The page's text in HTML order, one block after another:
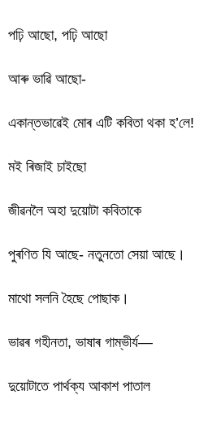
পঢ়ি আছো, পঢ়ি আছো
আৰু ভাৱি আছো-
একান্তভাৱেই মোৰ এটি কবিতা থকা হ’লে!
মই ৰিজাই চাইছো
জীৱনলৈ অহা দুয়োটা কবিতাকে
পুৰণিত যি আছে- নতুনতো সেয়া আছে।
মাথো সলনি হৈছে পোছাক।
ভাৱৰ গহীনতা, ভাষাৰ গাম্ভীৰ্য—
দুয়োটাতে পাৰ্থক্য আকাশ পাতাল